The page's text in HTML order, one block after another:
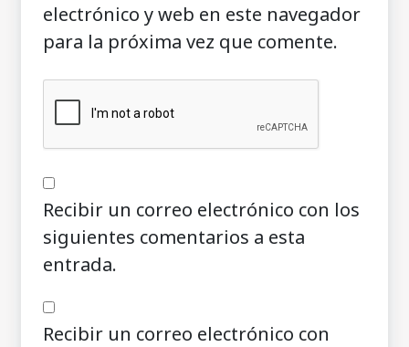
electrónico y web en este navegador
para la próxima vez que comente.
Recibir un correo electrónico con los
siguientes comentarios a esta
entrada.
Recibir un correo electrónico con